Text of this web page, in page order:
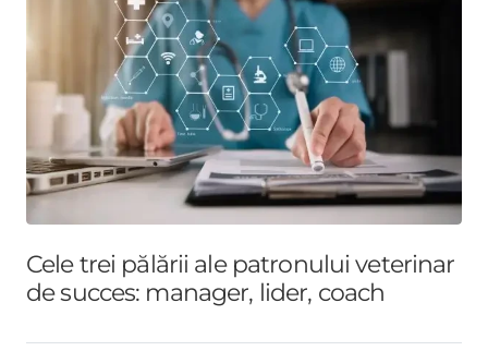
Cele trei pălării ale patronului veterinar
de succes: manager, lider, coach